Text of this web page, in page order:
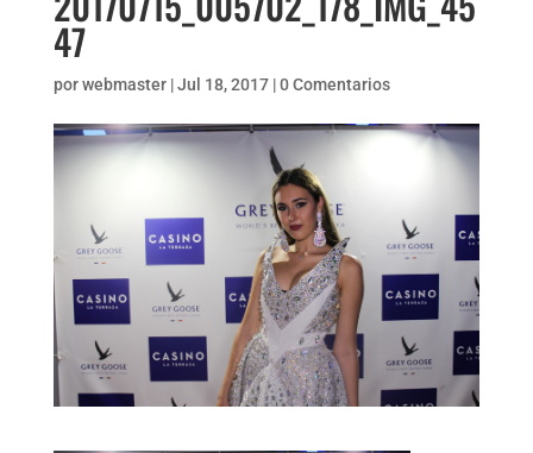
47
porwebmaster|Jul 18, 2017|0 Comentarios